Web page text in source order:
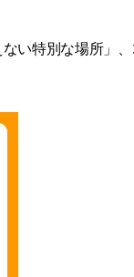
い特別な場所」